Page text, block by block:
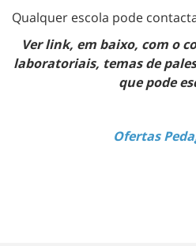
Qualquer escola pode
Ver link, em baixo, com o
laboratoriais, temas de
que pode
Ofertas